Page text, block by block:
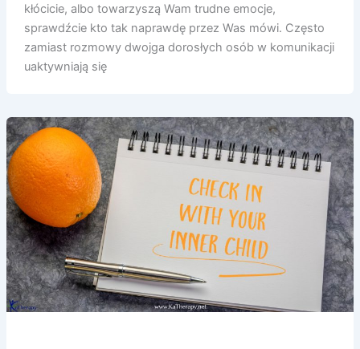
kłócicie, albo towarzyszą Wam trudne emocje,
sprawdźcie kto tak naprawdę przez Was mówi. Często
zamiast rozmowy dwojga dorosłych osób w komunikacji
uaktywniają się